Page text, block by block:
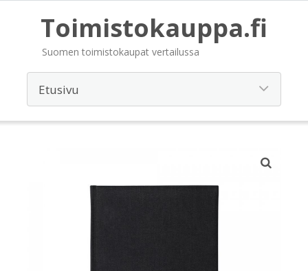
Toimistokauppa.fi
Suomen toimistokaupat vertailussa